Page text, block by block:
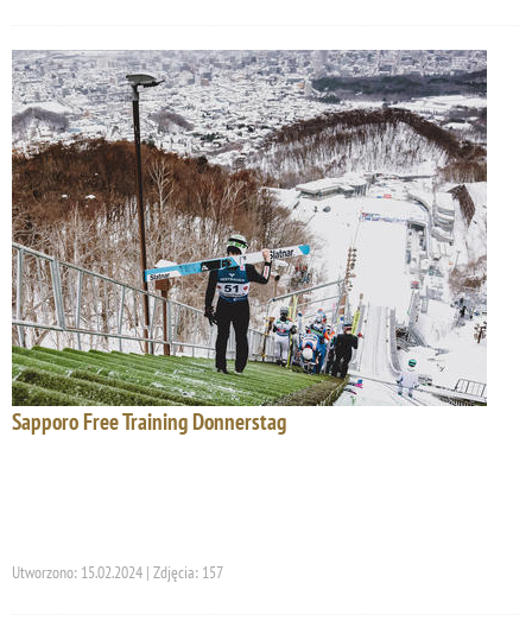
Sapporo Free Training Donnerstag
Utworzono: 15.02.2024 | Zdjęcia: 157